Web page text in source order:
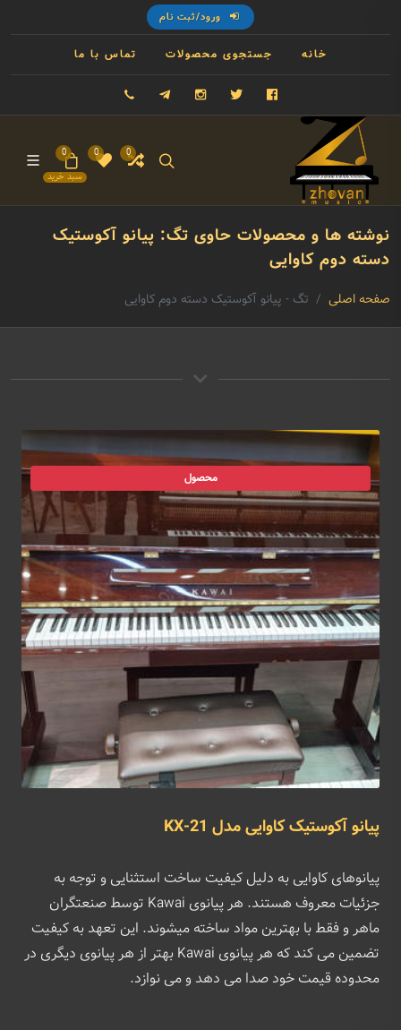
ورود/ثبت نام
خانه جستجوی محصولات تماس با ما
فیسبوک توییتر اینستاگرام تلگرام
0
0
سبد خرید
0
نوشته ها و محصولات حاوی تگ: پیانو آکوستیک
دسته دوم کاوایی
صفحه اصلی تگ - پیانو آکوستیک دسته دوم کاوایی
محصول
پیانو آکوستیک کاوایی مدل KX-21
پیانوهای کاوایی به دلیل کیفیت ساخت استثنایی و توجه به
جزئیات معروف هستند. هر پیانوی Kawai توسط صنعتگران
ماهر و فقط با بهترین مواد ساخته میشوند. این تعهد به کیفیت
تضمین می کند که هر پیانوی Kawai بهتر از هر پیانوی دیگری در
محدوده قیمت خود صدا می دهد و می نوازد.